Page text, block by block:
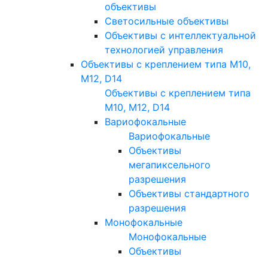
объективы
Светосильные объективы
Объективы с интеллектуальной
технологией управления
Объективы с креплением типа M10,
M12, D14
Объективы с креплением типа
M10, M12, D14
Вариофокальные
Вариофокальные
Объективы
мегапиксельного
разрешения
Объективы стандартного
разрешения
Монофокальные
Монофокальные
Объективы